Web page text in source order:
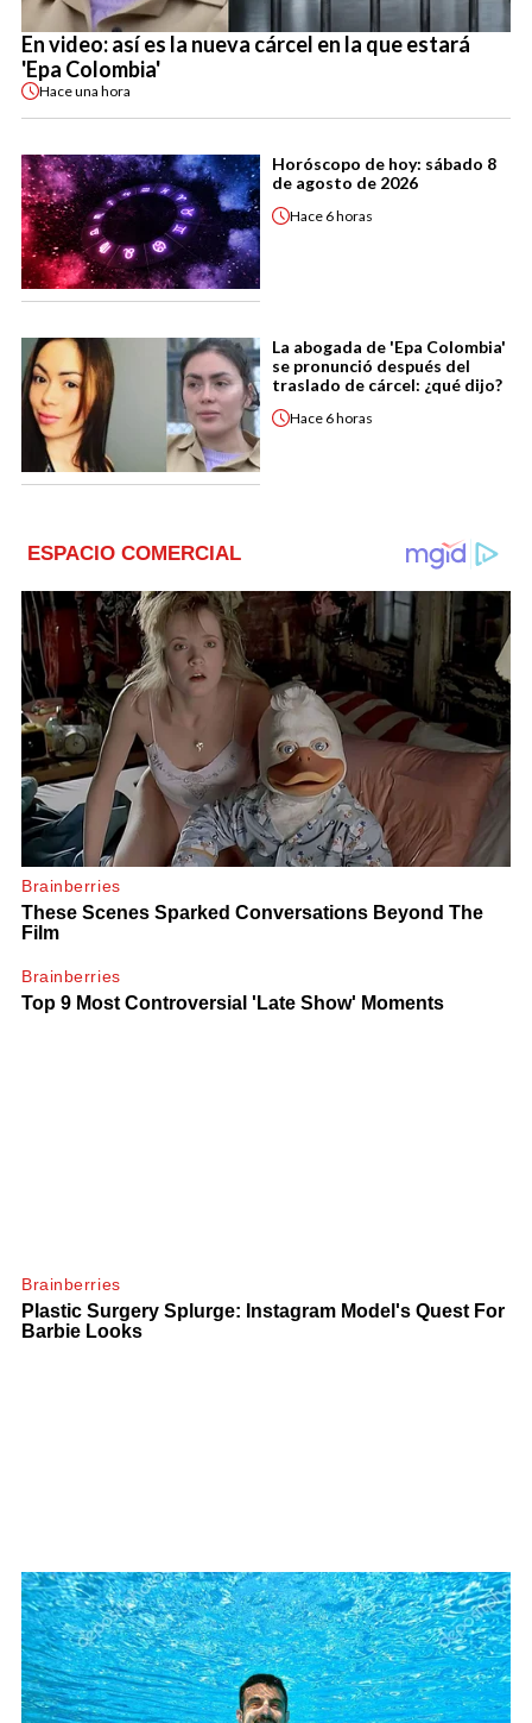
En video: así es la nueva cárcel en la que estará
'Epa Colombia'
Haceuna hora
Horóscopo de hoy: sábado 8
de agosto de 2026
Hace 6 horas
La abogada de 'Epa Colombia'
se pronunció después del
traslado de cárcel: ¿qué dijo?
Hace 6 horas